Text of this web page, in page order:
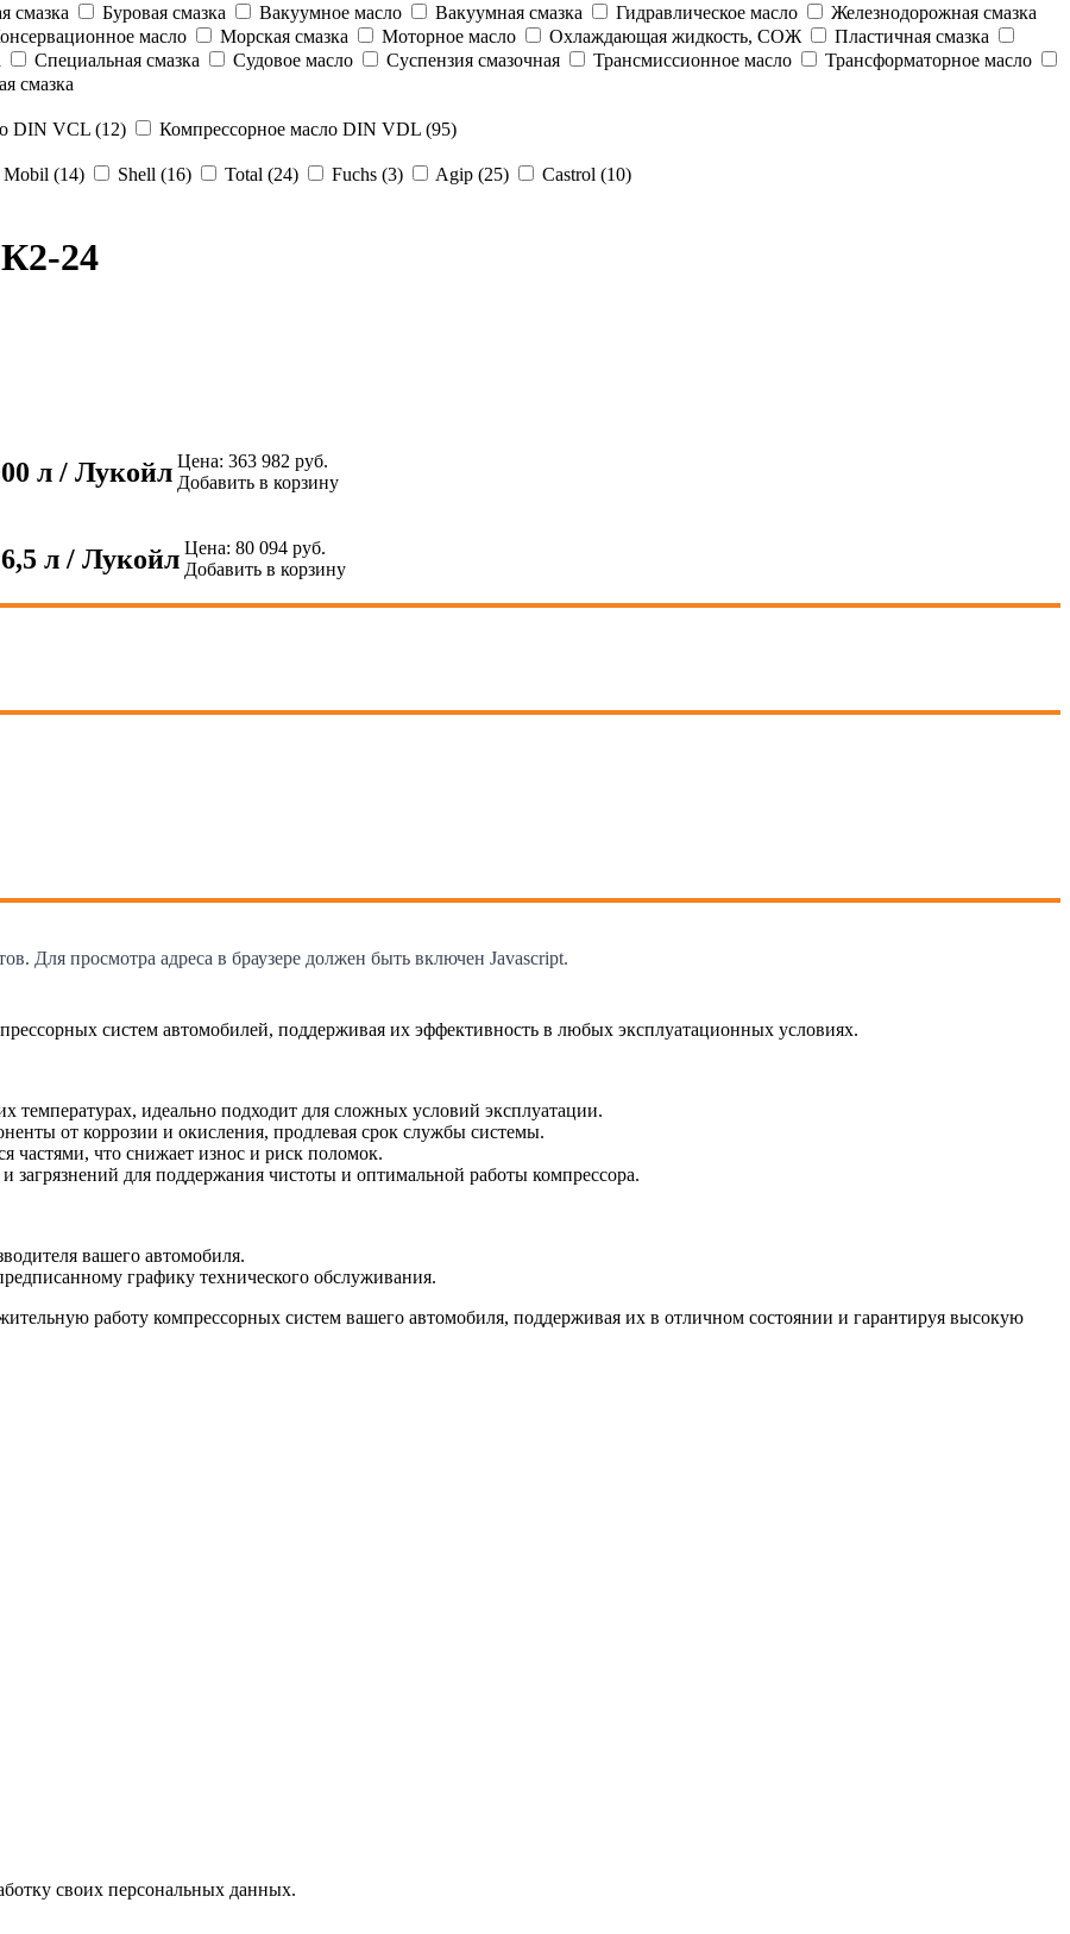
смазка Буровая смазка Вакуумное масло Вакуумная смазка Гидравлическое масло
Железнодорожная смазка
масло Морская смазка Моторное масло Охлаждающая жидкость, СОЖ
Пластичная смазка
Специальная смазка Судовое масло Суспензия смазочная Трансмиссионное масло
Трансформаторное масло
смазка
DIN VCL (12)
Компрессорное масло DIN VDL (95)
Mobil (14) Shell (16) Total (24) Fuchs (3) Agip (25) Castrol (10)
24
л / Лукойл Цена: 363 982 руб.
Добавить в корзину
л / Лукойл Цена: 80 094 руб.
Добавить в корзину
Для просмотра адреса в браузере должен быть включен Javascript.
систем автомобилей, поддерживая их эффективность в любых эксплуатационных условиях.
идеально подходит для сложных условий эксплуатации.
от коррозии и окисления, продлевая срок службы системы.
что снижает износ и риск поломок.
для поддержания чистоты и оптимальной работы компрессора.
вашего автомобиля.
графику технического обслуживания.
работу компрессорных систем вашего автомобиля, поддерживая их в отличном состоянии и гарантируя высокую
своих персональных данных.